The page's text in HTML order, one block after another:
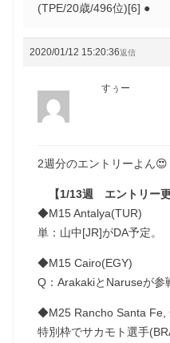
(TPE/20歳/496位)[6] ●
2020/01/12 15:20:36返信
すぅー
2週分のエントリーよん😍
【1/13週 エントリー更
◆M15 Antalya(TUR)
単：山中[JR]がDA予定。
◆M15 Cairo(EGY)
Q：ArakakiとNaruseが参
◆M25 Rancho Santa Fe,
特別枠でサカモト選手